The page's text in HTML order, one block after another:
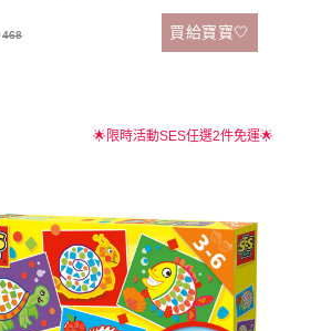
468 買給寶寶🤍
🌟限時活動SES任選2件免運🌟